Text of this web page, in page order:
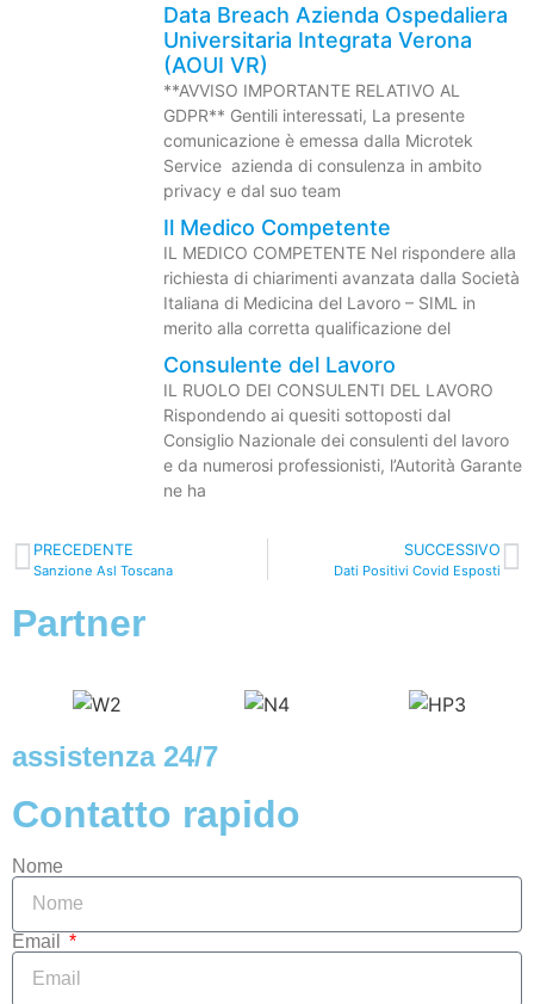
Data Breach Azienda Ospedaliera
Universitaria Integrata Verona
(AOUI VR)
**AVVISO IMPORTANTE RELATIVO AL
GDPR** Gentili interessati, La presente
comunicazione è emessa dalla Microtek
Service azienda di consulenza in ambito
privacy e dal suo team
Il Medico Competente
IL MEDICO COMPETENTE Nel rispondere alla
richiesta di chiarimenti avanzata dalla Società
Italiana di Medicina del Lavoro – SIML in
merito alla corretta qualificazione del
Consulente del Lavoro
IL RUOLO DEI CONSULENTI DEL LAVORO
Rispondendo ai quesiti sottoposti dal
Consiglio Nazionale dei consulenti del lavoro
e da numerosi professionisti, l’Autorità Garante
ne ha
PRECEDENTE
Sanzione Asl Toscana
SUCCESSIVO
Dati Positivi Covid Esposti
Partner
assistenza 24/7
Contatto rapido
Nome
Email